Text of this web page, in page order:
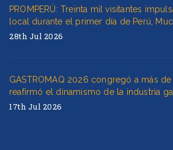
PROMPERÚ: Treinta mil visitantes
local durante el primer día de Perú,
28th Jul 2026
GASTROMAQ 2026 congregó a más
reafirmó el dinamismo de la industria
17th Jul 2026